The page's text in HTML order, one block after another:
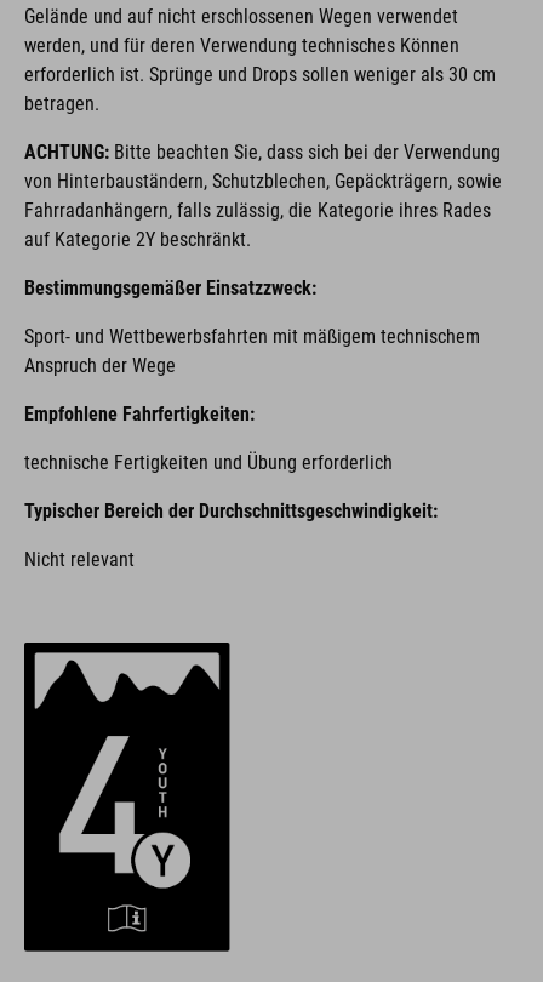
Gelände und auf nicht erschlossenen Wegen verwendet
werden, und für deren Verwendung technisches Können
erforderlich ist. Sprünge und Drops sollen weniger als 30 cm
betragen.
ACHTUNG: Bitte beachten Sie, dass sich bei der Verwendung
von Hinterbauständern, Schutzblechen, Gepäckträgern, sowie
Fahrradanhängern, falls zulässig, die Kategorie ihres Rades
auf Kategorie 2Y beschränkt.
Bestimmungsgemäßer Einsatzzweck:
Sport- und Wettbewerbsfahrten mit mäßigem technischem
Anspruch der Wege
Empfohlene Fahrfertigkeiten:
technische Fertigkeiten und Übung erforderlich
Typischer Bereich der Durchschnittsgeschwindigkeit:
Nicht relevant